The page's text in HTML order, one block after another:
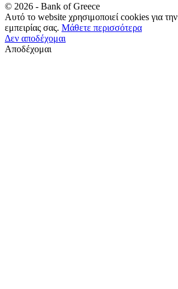
© 2026 - Bank of Greece
Αυτό το website χρησιμοποιεί cookies για
εμπειρίας σας. Μάθετε περισσότερα
Δεν αποδέχομαι
Αποδέχομαι